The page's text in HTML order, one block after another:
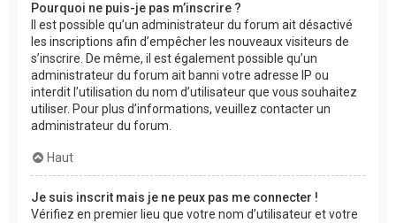
Pourquoi ne puis-je pas m’inscrire ?
Il est possible qu’un administrateur du forum ait désactivé
les inscriptions afin d’empêcher les nouveaux visiteurs de
s’inscrire. De même, il est également possible qu’un
administrateur du forum ait banni votre adresse IP ou
interdit l’utilisation du nom d’utilisateur que vous souhaitez
utiliser. Pour plus d’informations, veuillez contacter un
administrateur du forum.
Haut
Je suis inscrit mais je ne peux pas me connecter !
Vérifiez en premier lieu que votre nom d’utilisateur et votre